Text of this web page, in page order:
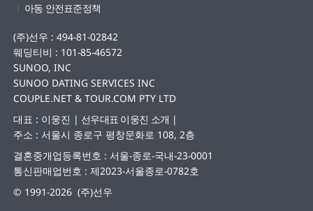
아동 안전표준정책
(주)선우 : 494-81-02842
웨딩티비 : 101-85-46572
SUNOO, INC
SUNOO DATING SERVICES INC
COUPLE.NET & TOUR.COM PTY LTD
대표 : 이웅진 | 선우대표 이웅진 소개 |
주소 : 서울시 종로구 평창문화로 108, 2층
결혼중개업등록번호 : 서울-종로-국내-23-0001
통신판매업번호 : 제2023-서울종로-0782호
© 1991-2026 (주)선우